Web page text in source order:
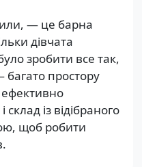
— це барна
дівчата
зробити все так,
простору
ефективно
склад із відібраного
щоб робити